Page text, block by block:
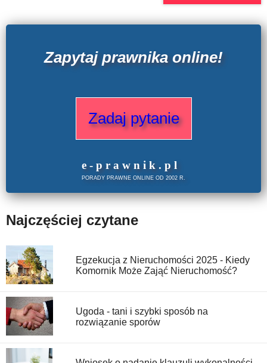
Zapytaj prawnika online!
Zadaj pytanie
e -prawnik . pl
PORADY PRAWNE ONLINE OD 2002 R.
Najczęściej czytane
Egzekucja z Nieruchomości 2025 - Kiedy
Komornik Może Zająć Nieruchomość?
Ugoda - tani i szybki sposób na
rozwiązanie sporów